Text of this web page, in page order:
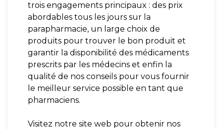
trois engagements principaux : des prix
abordables tous les jours sur la
parapharmacie, un large choix de
produits pour trouver le bon produit et
garantir la disponibilité des médicaments
prescrits par les médecins et enfin la
qualité de nos conseils pour vous fournir
le meilleur service possible en tant que
pharmaciens.
Visitez notre site web pour obtenir nos